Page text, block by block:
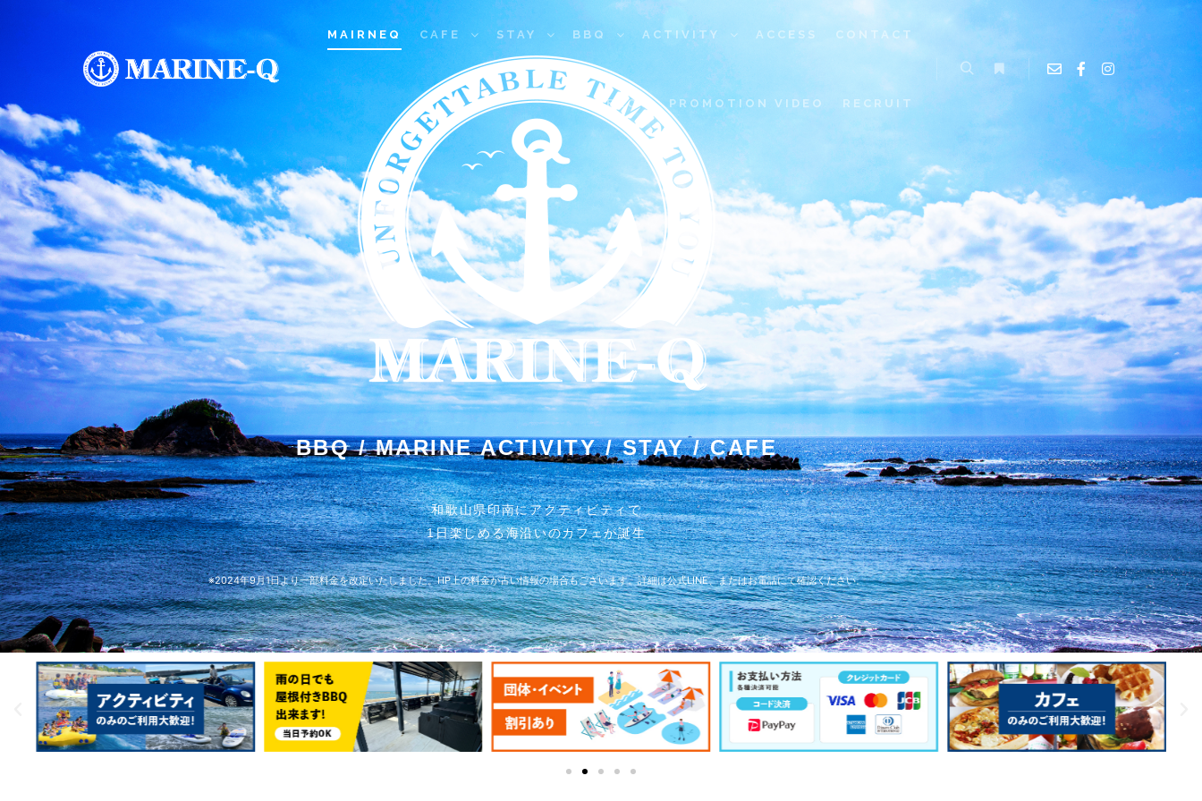
MAIRNEQ CAFE STAY BBQ ACTIVITY ACCESS CONTACT
BLOG PROMOTION VIDEO​ RECRUIT
BBQ / MARINE ACTIVITY / STAY / CAFE
和歌山県印南にアクティビティで
1日楽しめる海沿いのカフェが誕生
※2024年9月1日より一部料金を改定いたしました。HP上の料金が古い情報の場合もございます。詳細は公式LINE、またはお電話にて確認ください。